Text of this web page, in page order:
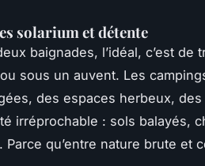
solarium et détente
baignades, l’idéal, c’est de
sous un auvent. Les
des espaces herbeux,
irréprochable : sols balayés,
Parce qu’entre nature brute et